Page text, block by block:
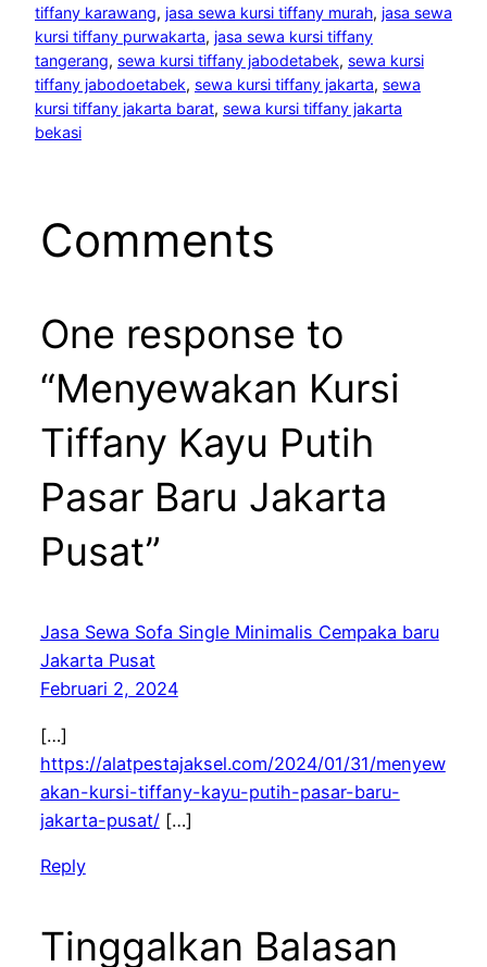
tiffany karawang, jasa sewa kursi tiffany murah, jasa sewa
kursi tiffany purwakarta, jasa sewa kursi tiffany
tangerang, sewa kursi tiffany jabodetabek, sewa kursi
tiffany jabodoetabek, sewa kursi tiffany jakarta, sewa
kursi tiffany jakarta barat, sewa kursi tiffany jakarta
bekasi
Comments
One response to
“Menyewakan Kursi
Tiffany Kayu Putih
Pasar Baru Jakarta
Pusat”
Jasa Sewa Sofa Single Minimalis Cempaka baru
Jakarta Pusat
Februari 2, 2024
[…]
https://alatpestajaksel.com/2024/01/31/menyew
akan-kursi-tiffany-kayu-putih-pasar-baru-
jakarta-pusat/[…]
Reply
Tinggalkan Balasan